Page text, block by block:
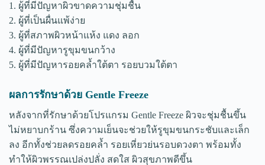
1. ผู้ที่มีปัญหาผิวขาดความชุ่มชื้น
2. ผู้ที่เป็นผื่นแพ้ง่าย
3. ผู้ที่สภาพผิวหน้าแห้ง แดง ลอก
4. ผู้ที่มีปัญหารูขุมขนกว้าง
5. ผู้ที่มีปัญหารอยคล้ำใต้ตา รอยบวมใต้ตา
ผลการรักษาด้วย Gentle Freeze
หลังจากที่รักษาด้วยโปรแกรม Gentle Freeze ผิวจะชุ่มชื้นขึ้น
ไม่หยาบกร้าน ซึ่งความเย็นจะช่วยให้รูขุมขนกระชับและเล็ก
ลง อีกทั้งช่วยลดรอยคล้ำ รอยเหี่ยวย่นรอบดวงตา พร้อมทั้ง
ทำให้ผิวพรรณเปล่งปลั่ง สดใส ผิวสุขภาพดีขึ้น